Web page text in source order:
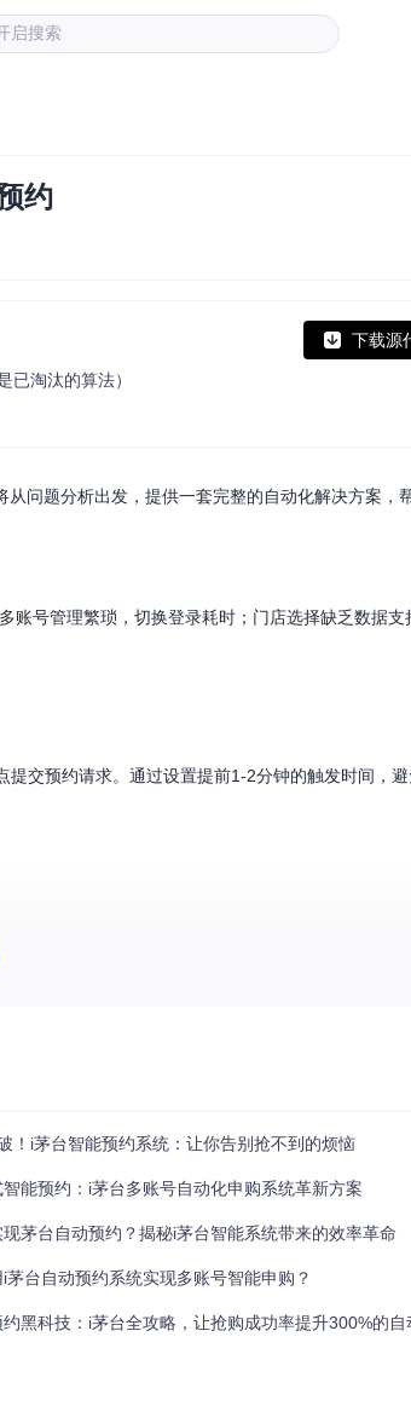
启搜索
约
下载源
淘汰的算法）
问题分析出发，提供一套完整的自动化解决方案，
号管理繁琐，切换登录耗时；门店选择缺乏数据支
交预约请求。通过设置提前1-2分钟的触发时间，
成功率。
作效率。
！i茅台智能预约系统：让你告别抢不到的烦恼
智能预约：i茅台多账号自动化申购系统革新方案
茅台自动预约？揭秘i茅台智能系统带来的效率革命
茅台自动预约系统实现多账号智能申购？
黑科技：i茅台全攻略，让抢购成功率提升300%的自动